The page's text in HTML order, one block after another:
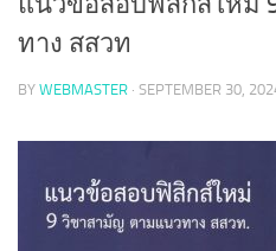
ทาง สสวท
BY WEBMASTER · SEPTEMBER 30,